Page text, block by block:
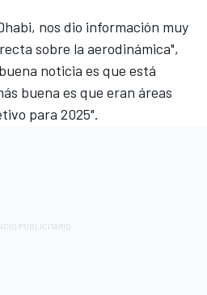
nos dio información muy
sobre la aerodinámica",
noticia es que está
buena es que eran áreas
para 2025".